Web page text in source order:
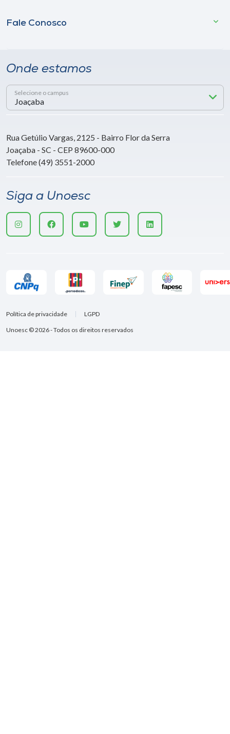
Fale Conosco
Onde estamos
Selecione o campus
Rua Getúlio Vargas, 2125 - Bairro Flor da Serra
Joaçaba - SC - CEP 89600-000
Telefone (49) 3551-2000
Siga a Unoesc
Unoesc © 2026 - Todos os direitos reservados
Política de privacidade LGPD